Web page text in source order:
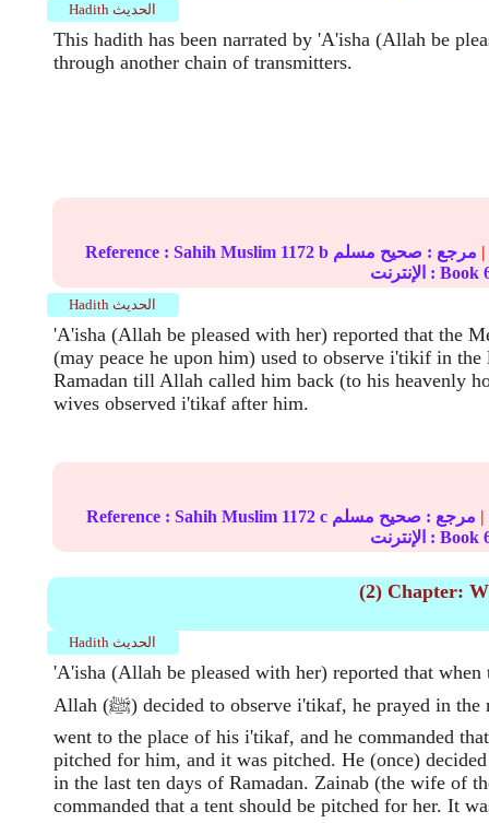
Hadith الحديث
This hadith has been narrated by 'A'isha (Allah be
through another chain of transmitters.
Reference : Sahih Muslim 1172 b مرجع : صحيح مسلم |
الإنترنت : Book
Hadith الحديث
'A'isha (Allah be pleased with her) reported that the
(may peace he upon him) used to observe i'tikif in the
Ramadan till Allah called him back (to his heavenly
wives observed i'tikaf after him.
Reference : Sahih Muslim 1172 c مرجع : صحيح مسلم |
الإنترنت : Book
(2) Chapter:
Hadith الحديث
'A'isha (Allah be pleased with her) reported that when
Allah (ﷺ) decided to observe i'tikaf, he prayed in the morning and then
went to the place of his i'tikaf, and he commanded
pitched for him, and it was pitched. He (once)
in the last ten days of Ramadan. Zainab (the wife of
commanded that a tent should be pitched for her. It